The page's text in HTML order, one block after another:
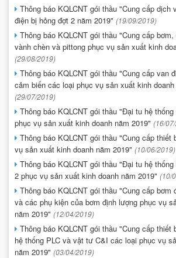
Thông báo KQLCNT gói thầu "Cung cấp dịch
điện bị hỏng đợt 2 năm 2019" (19/09/2019)
Thông báo KQLCNT gói thầu "Cung cấp
vành chèn và pittong phục vụ sản xuất kinh
(29/08/2019)
Thông báo KQLCNT gói thầu "Cung cấp van
cảm biến các loại phục vụ sản xuất kinh doanh
(29/07/2019)
Thông báo KQLCNT gói thầu "Đại tu hệ
phục vụ sản xuất kinh doanh năm 2019" (16/
Thông báo KQLCNT gói thầu "Cung cấp thiết
vụ sản xuất kinh doanh năm 2019" (10/06/2019)
Thông báo KQLCNT gói thầu "Đại tu hệ
2 phục vụ sản xuất kinh doanh năm 2019" (10/
Thông báo KQLCNT gói thầu "Cung cấp bơm
và các phụ kiện của bơm định lượng phục vụ
năm 2019" (12/04/2019)
Thông báo KQLCNT gói thầu "Cung cấp
hệ thống PLC và vật tư C&I các loại phục vụ
năm 2019" (03/04/2019)